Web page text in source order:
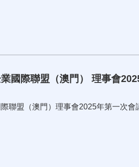
國際聯盟（澳門） 理事會
聯盟（澳門）理事會2025年第一次會